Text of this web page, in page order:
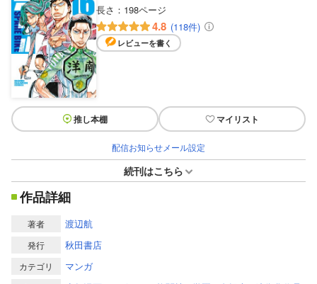
長さ： 198ページ
4.8 (118件)
レビューを書く
推し本棚 マイリスト
配信お知らせメール設定
続刊はこちら
作品詳細
著者 渡辺航
発行 秋田書店
カテゴリ マンガ